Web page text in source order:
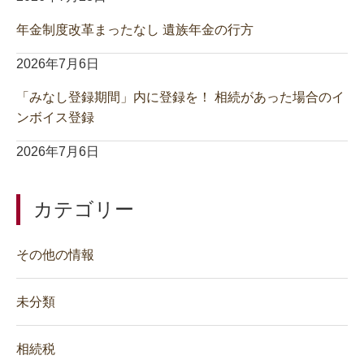
年金制度改革まったなし 遺族年金の行方
2026年7月6日
「みなし登録期間」内に登録を！ 相続があった場合のイ
ンボイス登録
2026年7月6日
カテゴリー
その他の情報
未分類
相続税